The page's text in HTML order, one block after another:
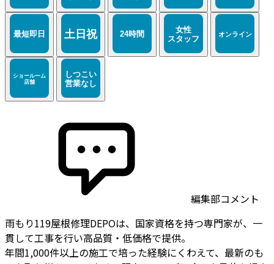
編集部コメント
雨もり119屋根修理DEPOは、国家資格を持つ専門家が、一
貫して工事を行い高品質・低価格で提供。
年間1,000件以上の施工で培った経験にくわえて、最新のも